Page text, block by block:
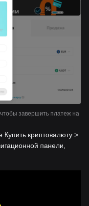
завершить платеж на
криптовалюту >
панели,